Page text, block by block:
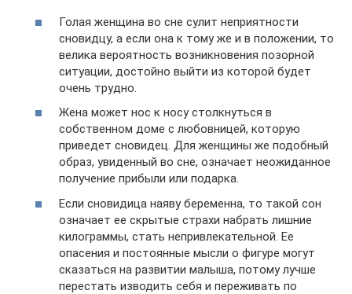
Голая женщина во сне сулит неприятности
сновидцу, а если она к тому же и в положении, то
велика вероятность возникновения позорной
ситуации, достойно выйти из которой будет
очень трудно.
Жена может нос к носу столкнуться в
собственном доме с любовницей, которую
приведет сновидец. Для женщины же подобный
образ, увиденный во сне, означает неожиданное
получение прибыли или подарка.
Если сновидица наяву беременна, то такой сон
означает ее скрытые страхи набрать лишние
килограммы, стать непривлекательной. Ее
опасения и постоянные мысли о фигуре могут
сказаться на развитии малыша, потому лучше
перестать изводить себя и переживать по